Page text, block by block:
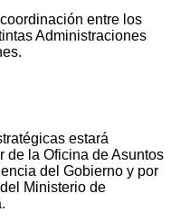
entre los
Administraciones
estará
de la Oficina de Asuntos
del Gobierno y por
Ministerio de